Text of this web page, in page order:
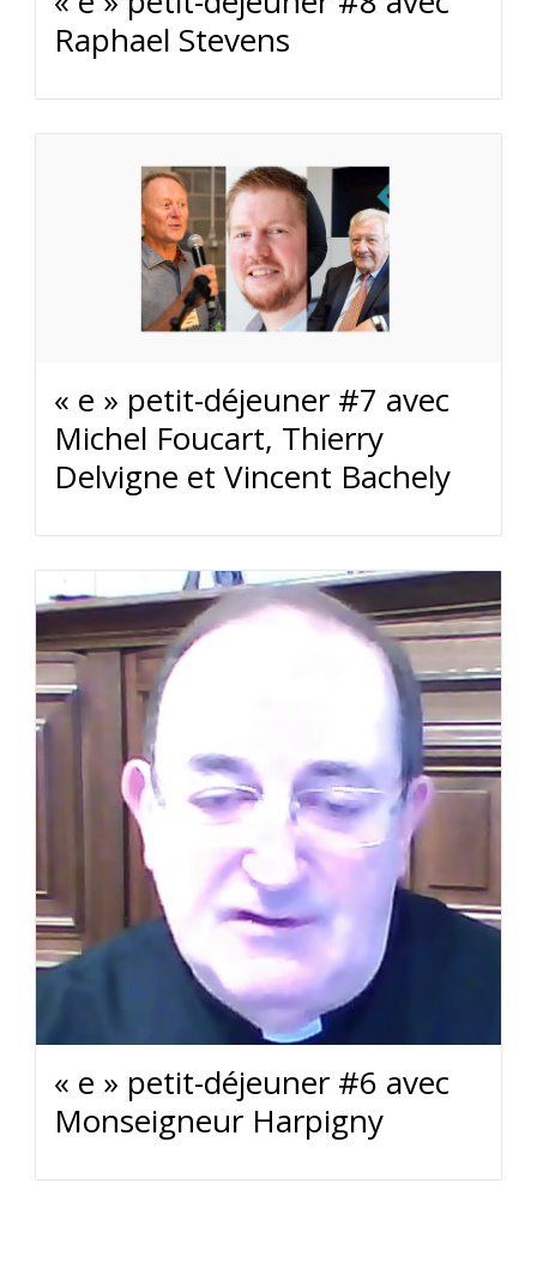
Raphael Stevens
« e » petit-déjeuner #7 avec
Michel Foucart, Thierry
Delvigne et Vincent Bachely
« e » petit-déjeuner #6 avec
Monseigneur Harpigny